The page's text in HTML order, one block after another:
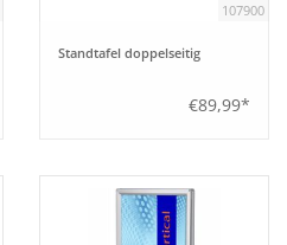
107900
Standtafel doppelseitig
€89,99*